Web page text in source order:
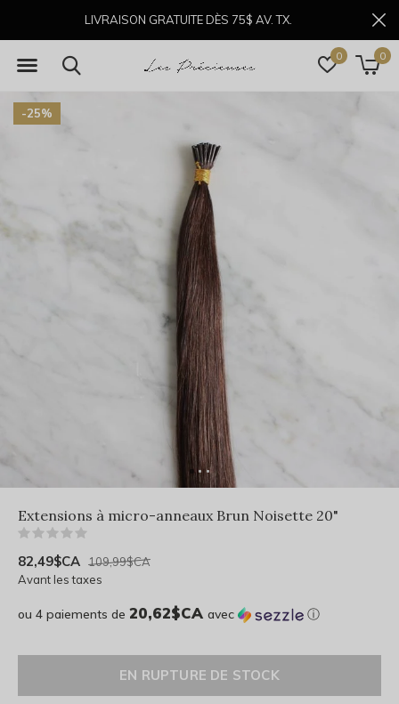
0 0
LIVRAISON GRATUITE DÈS 75$ AV. TX.
-25%
Extensions à micro-anneaux Brun Noisette 20"
82,49$CA 109,99$CA
Avant les taxes
ou 4 paiements de 20,62$CA avec ⓘ
EN RUPTURE DE STOCK